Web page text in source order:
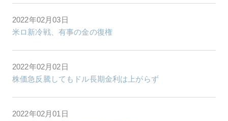
2022年02月03日
米ロ新冷戦、有事の金の復権
2022年02月02日
株価急反騰してもドル長期金利は上がらず
2022年02月01日